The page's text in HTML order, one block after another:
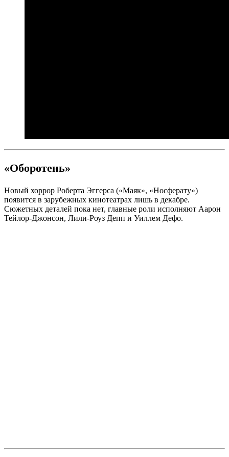
«Оборотень»
Новый хоррор Роберта Эггерса («Маяк», «Носферату»)
появится в зарубежных кинотеатрах лишь в декабре.
Сюжетных деталей пока нет, главные роли исполняют Аарон
Тейлор-Джонсон, Лили-Роуз Депп и Уиллем Дефо.